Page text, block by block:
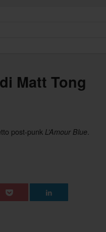
Matt Tong
post-punk L’Amour Blue